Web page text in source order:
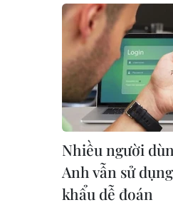
Nhiều người
Anh vẫn sử
khẩu dễ đoán